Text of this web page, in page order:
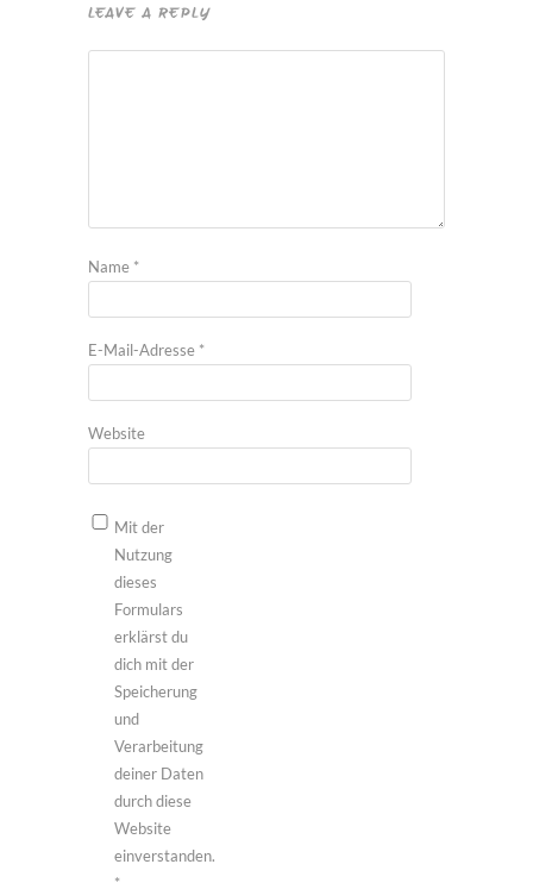
LEAVE A REPLY
Name *
E-Mail-Adresse *
Website
Mit der
Nutzung
dieses
Formulars
erklärst du
dich mit der
Speicherung
und
Verarbeitung
deiner Daten
durch diese
Website
einverstanden.